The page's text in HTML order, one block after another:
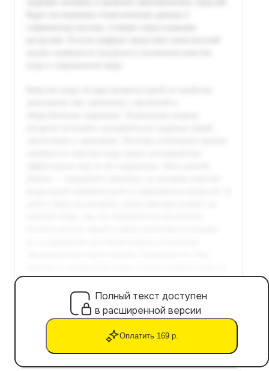
Полный текст доступен
в расширенной версии
Оплатить 169 р.